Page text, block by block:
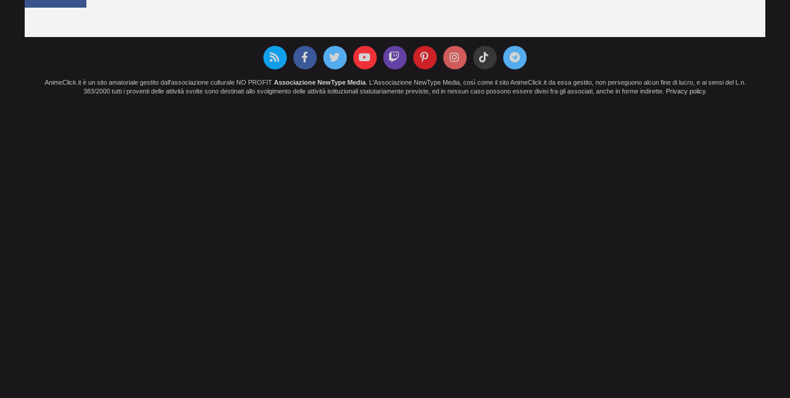
AnimeClick.it è un sito amatoriale gestito dall'associazione culturale NO PROFIT Associazione NewType Media. L'Associazione NewType Media, così come il sito AnimeClick.it da essa gestito, non perseguono alcun fine di lucro, e ai sensi del L.n.
383/2000 tutti i proventi delle attività svolte sono destinati allo svolgimento delle attività istituzionali statutariamente previste, ed in nessun caso possono essere divisi fra gli associati, anche in forme indirette. Privacy policy.